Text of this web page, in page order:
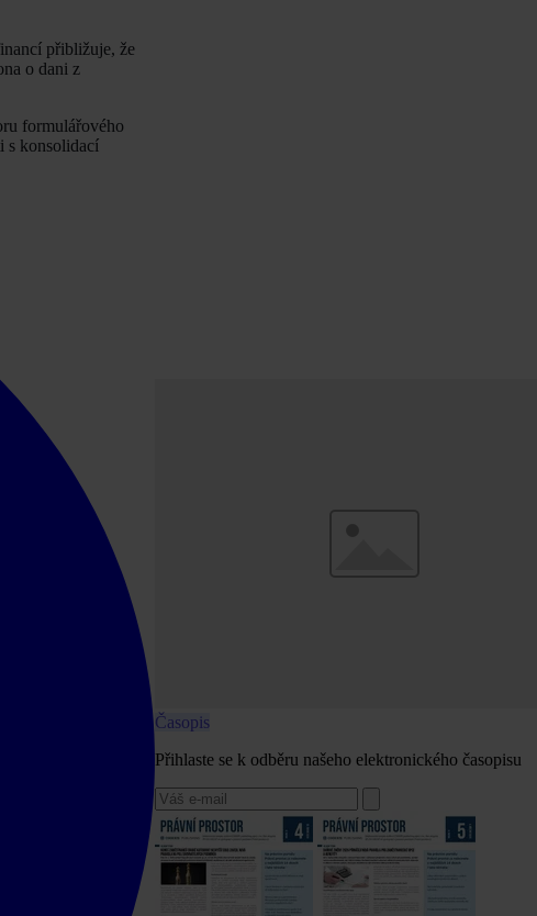
přibližuje, že
o dani z
formulářového
s konsolidací
Časopis
Přihlaste se k odběru našeho elektronického časopisu